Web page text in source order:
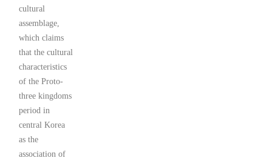
cultural
assemblage,
which claims
that the cultural
characteristics
of the Proto-
three kingdoms
period in
central Korea
as the
association of